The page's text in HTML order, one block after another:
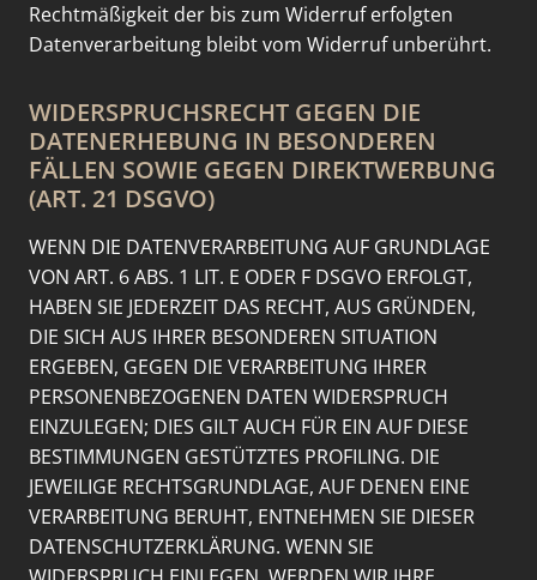
Rechtmäßigkeit der bis zum Widerruf erfolgten
Datenverarbeitung bleibt vom Widerruf unberührt.
WIDERSPRUCHSRECHT GEGEN DIE
DATENERHEBUNG IN BESONDEREN
FÄLLEN SOWIE GEGEN DIREKTWERBUNG
(ART. 21 DSGVO)
WENN DIE DATENVERARBEITUNG AUF GRUNDLAGE
VON ART. 6 ABS. 1 LIT. E ODER F DSGVO ERFOLGT,
HABEN SIE JEDERZEIT DAS RECHT, AUS GRÜNDEN,
DIE SICH AUS IHRER BESONDEREN SITUATION
ERGEBEN, GEGEN DIE VERARBEITUNG IHRER
PERSONENBEZOGENEN DATEN WIDERSPRUCH
EINZULEGEN; DIES GILT AUCH FÜR EIN AUF DIESE
BESTIMMUNGEN GESTÜTZTES PROFILING. DIE
JEWEILIGE RECHTSGRUNDLAGE, AUF DENEN EINE
VERARBEITUNG BERUHT, ENTNEHMEN SIE DIESER
DATENSCHUTZERKLÄRUNG. WENN SIE